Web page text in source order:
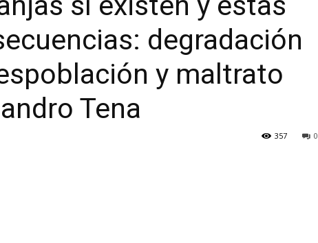
degradación
y maltrato
Tena
0
357